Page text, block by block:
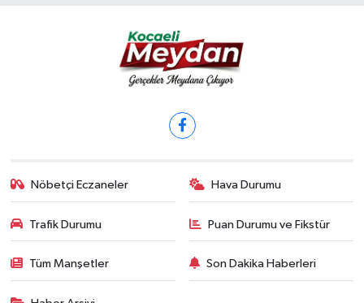
Nöbetçi Eczaneler Hava Durumu
Trafik Durumu Puan Durumu ve Fikstür
Tüm Manşetler Son Dakika Haberleri